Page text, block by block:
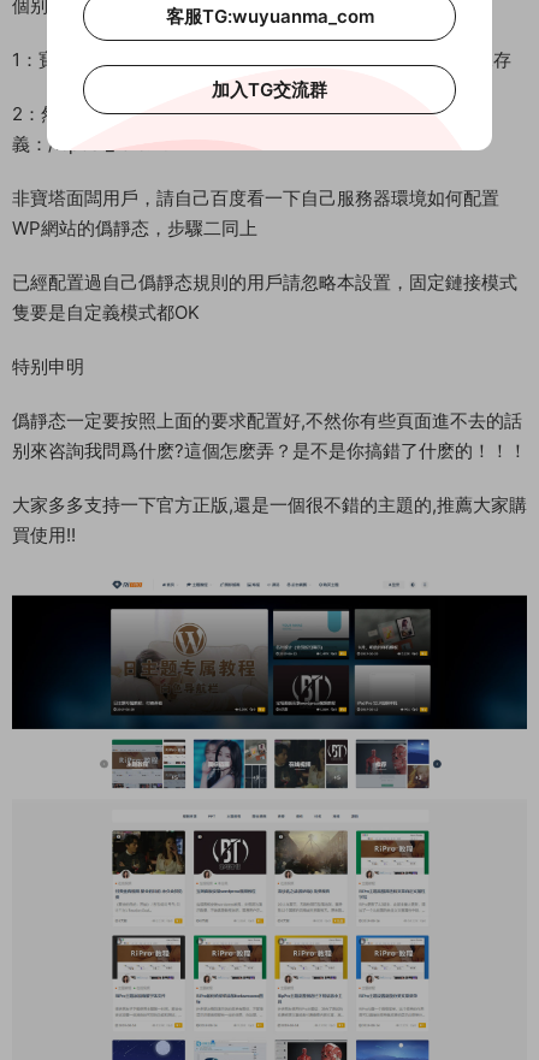
個别頁面會出現404錯誤
1：寶塔面闆請在網站管理–設置–僞靜态–選擇wordpress–保存
2：然後到WP後台設置–固定鏈接–固定連接模式推薦爲自定
義：/%post_id%.html
非寶塔面闆用戶，請自己百度看一下自己服務器環境如何配置
WP網站的僞靜态，步驟二同上
已經配置過自己僞靜态規則的用戶請忽略本設置，固定鏈接模式
隻要是自定義模式都OK
特别申明
僞靜态一定要按照上面的要求配置好,不然你有些頁面進不去的話
别來咨詢我問爲什麽?這個怎麽弄？是不是你搞錯了什麽的！！！
大家多多支持一下官方正版,還是一個很不錯的主題的,推薦大家購
買使用!!
客服TG:wuyuanma_com
加入TG交流群